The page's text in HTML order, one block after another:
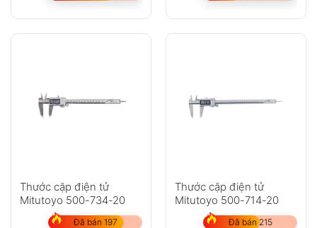
Thước cặp điện tử
Mitutoyo 500-734-20
Đã bán 197
Thước cặp điện tử
Mitutoyo 500-714-20
Đã bán 215